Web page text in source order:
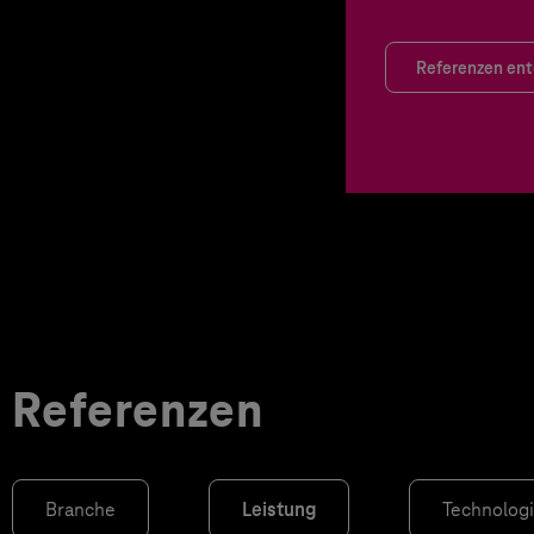
Referenzen
Referenzen
Branche Leistung